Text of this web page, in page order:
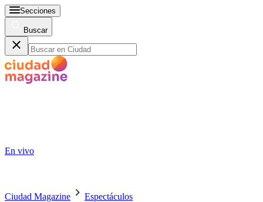
Secciones
Buscar
En vivo
Ciudad Magazine Espectáculos